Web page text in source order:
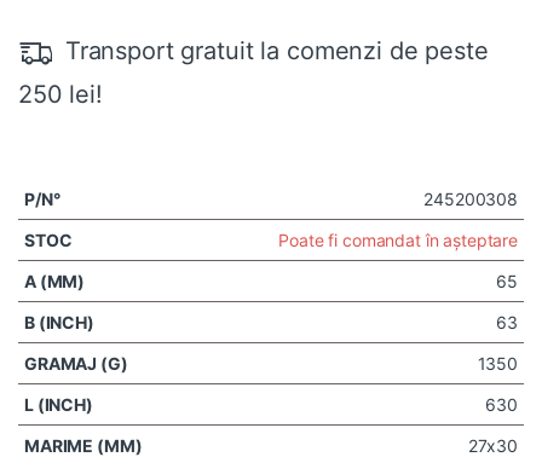
Transport gratuit la comenzi de peste
250 lei!
245200308
Poate fi comandat în așteptare
65
63
1350
630
27x30